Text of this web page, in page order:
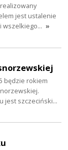
jest ustalenie
wszelkiego… »
będzie rokiem
jest szczeciński…